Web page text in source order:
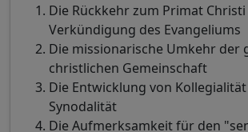
Die Rückkehr zum Primat
Verkündigung des Evangeliums
Die missionarische Umkehr der
christlichen Gemeinschaft
Die Entwicklung von
Synodalität
Die Aufmerksamkeit für den